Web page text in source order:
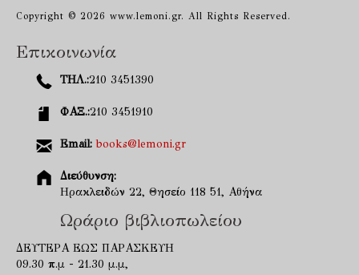
Copyright © 2026 www.lemoni.gr. All Rights Reserved.
Επικοινωνία
ΤΗΛ.:210 3451390
ΦΑΞ.:210 3451910
Email: books@lemoni.gr
Διεύθυνση:
Ηρακλειδών 22, Θησείο 118 51, Αθήνα
Ωράριο βιβλιοπωλείου
ΔΕΥΤΕΡΑ ΕΩΣ ΠΑΡΑΣΚΕΥΗ
09.30 π.μ - 21.30 μ.μ,